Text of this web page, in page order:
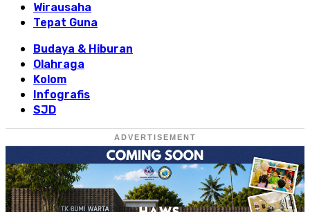
Wirausaha
Tepat Guna
Budaya & Hiburan
Olahraga
Kolom
Infografis
SJD
ADVERTISEMENT